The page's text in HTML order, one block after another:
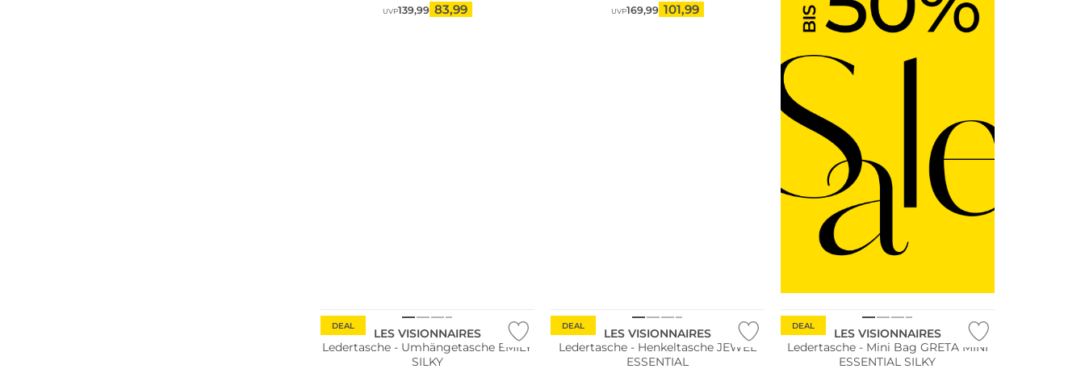
UVP139,99 83,99 UVP169,99 101,99
DEAL
LES VISIONNAIRES
Ledertasche - Umhängetasche EMILY
SILKY
DEAL
LES VISIONNAIRES
Ledertasche - Henkeltasche JEWEL
ESSENTIAL
DEAL
LES VISIONNAIRES
Ledertasche - Mini Bag GRETA MINI
ESSENTIAL SILKY